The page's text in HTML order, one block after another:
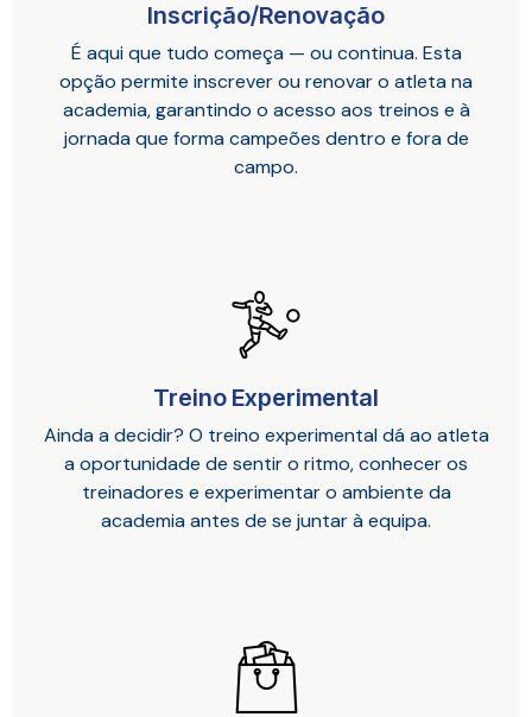
Inscrição/Renovação
É aqui que tudo começa — ou continua. Esta
opção permite inscrever ou renovar o atleta na
academia, garantindo o acesso aos treinos e à
jornada que forma campeões dentro e fora de
campo.
Treino Experimental
Ainda a decidir? O treino experimental dá ao atleta
a oportunidade de sentir o ritmo, conhecer os
treinadores e experimentar o ambiente da
academia antes de se juntar à equipa.